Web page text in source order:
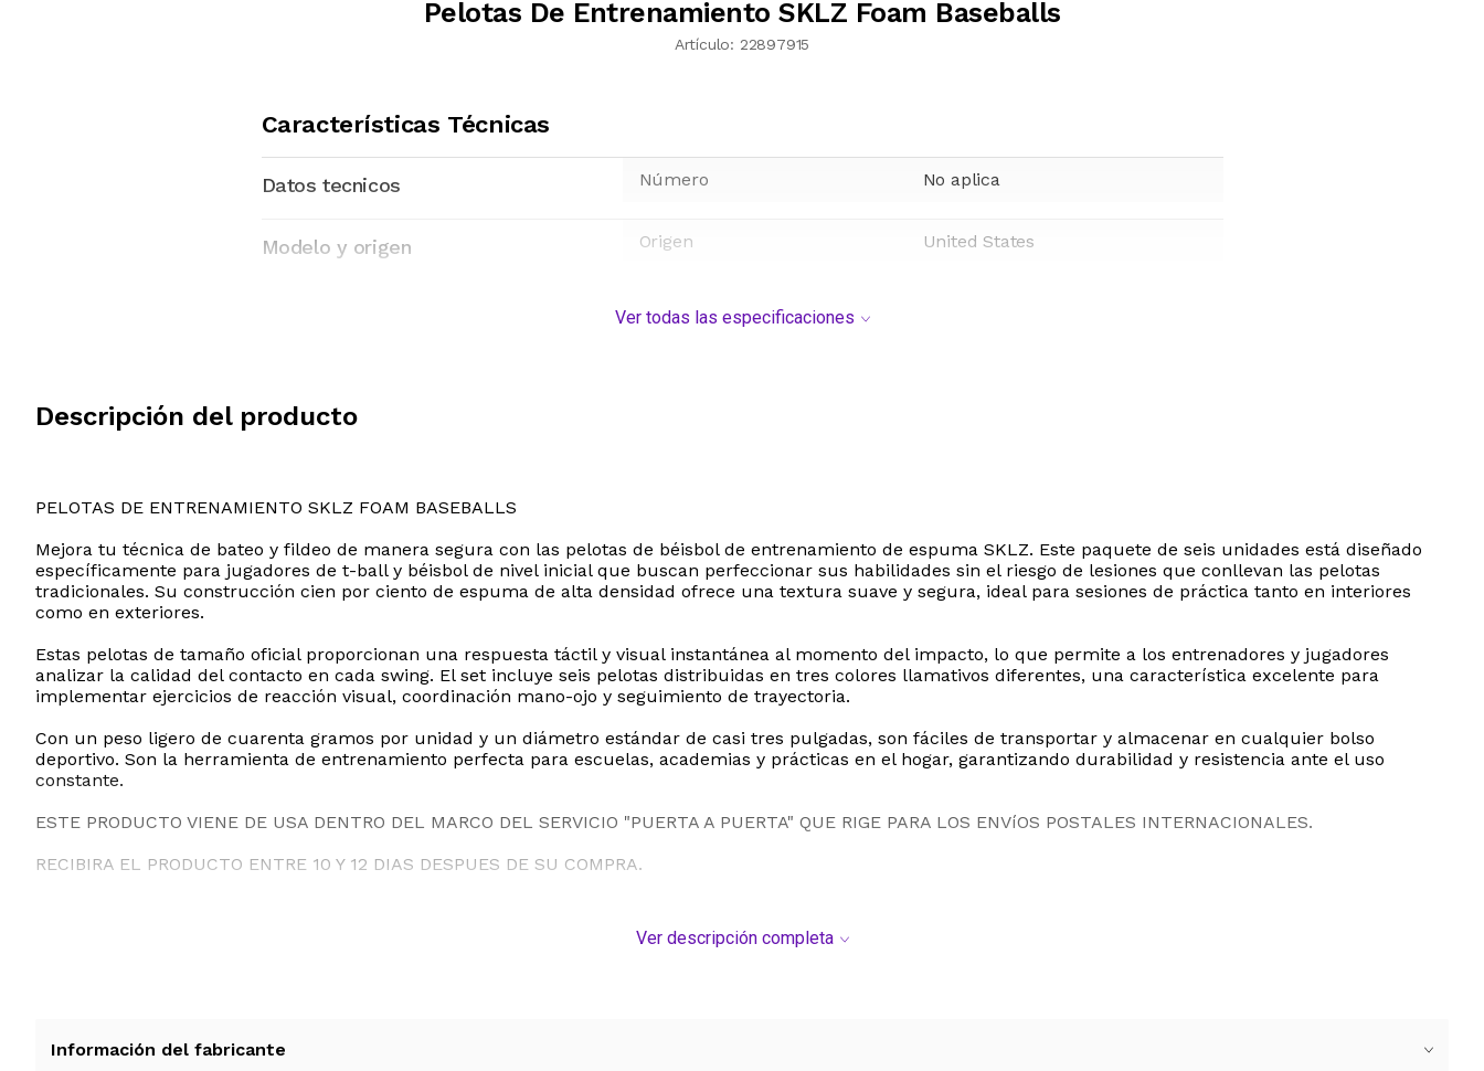
Pelotas De Entrenamiento SKLZ Foam Baseballs
Artículo: 22897915
Características Técnicas
Datos tecnicos Número No aplica
Modelo y origen Origen United States
Ver todas las especificaciones
Descripción del producto
PELOTAS DE ENTRENAMIENTO SKLZ FOAM BASEBALLS
Mejora tu técnica de bateo y fildeo de manera segura con las pelotas de béisbol de entrenamiento de espuma SKLZ. Este paquete de seis unidades está diseñado
específicamente para jugadores de t-ball y béisbol de nivel inicial que buscan perfeccionar sus habilidades sin el riesgo de lesiones que conllevan las pelotas
tradicionales. Su construcción cien por ciento de espuma de alta densidad ofrece una textura suave y segura, ideal para sesiones de práctica tanto en interiores
como en exteriores.
Estas pelotas de tamaño oficial proporcionan una respuesta táctil y visual instantánea al momento del impacto, lo que permite a los entrenadores y jugadores
analizar la calidad del contacto en cada swing. El set incluye seis pelotas distribuidas en tres colores llamativos diferentes, una característica excelente para
implementar ejercicios de reacción visual, coordinación mano-ojo y seguimiento de trayectoria.
Con un peso ligero de cuarenta gramos por unidad y un diámetro estándar de casi tres pulgadas, son fáciles de transportar y almacenar en cualquier bolso
deportivo. Son la herramienta de entrenamiento perfecta para escuelas, academias y prácticas en el hogar, garantizando durabilidad y resistencia ante el uso
constante.
ESTE PRODUCTO VIENE DE USA DENTRO DEL MARCO DEL SERVICIO "PUERTA A PUERTA" QUE RIGE PARA LOS ENVíOS POSTALES INTERNACIONALES.
RECIBIRA EL PRODUCTO ENTRE 10 Y 12 DIAS DESPUES DE SU COMPRA.
Ver descripción completa
Información del fabricante